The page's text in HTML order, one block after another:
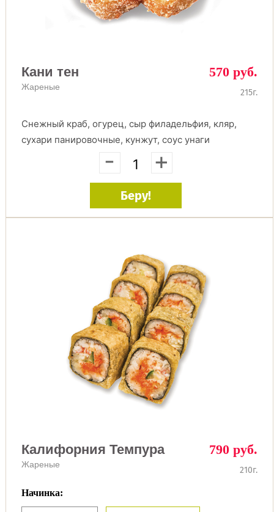
Кани тен
Жареные
570 руб.
215г.
Снежный краб, огурец, сыр филадельфия, кляр,
сухари панировочные, кунжут, соус унаги
- +
Беру!
Калифорния Темпура
Жареные
790 руб.
210г.
Начинка: